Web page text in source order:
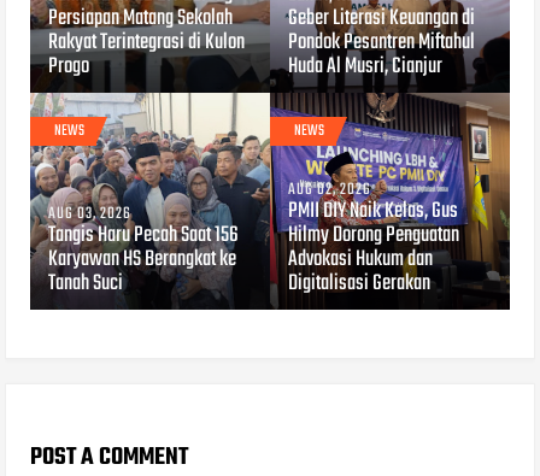
Persiapan Matang Sekolah
Rakyat Terintegrasi di Kulon
Progo
Geber Literasi Keuangan di
Pondok Pesantren Miftahul
Huda Al Musri, Cianjur
NEWS
AUG 03, 2026
Tangis Haru Pecah Saat 156
Karyawan HS Berangkat ke
Tanah Suci
NEWS
AUG 02, 2026
PMII DIY Naik Kelas, Gus
Hilmy Dorong Penguatan
Advokasi Hukum dan
Digitalisasi Gerakan
POST A COMMENT